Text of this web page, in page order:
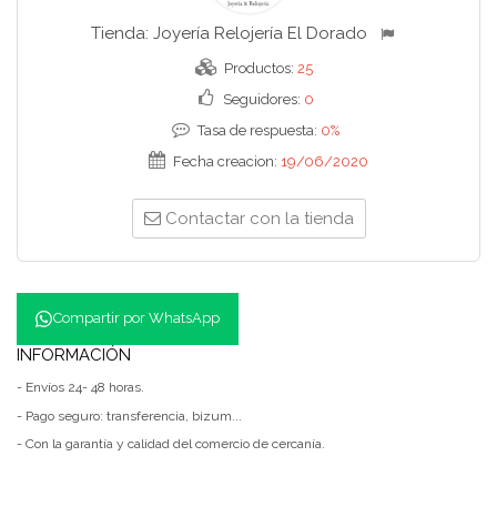
Tienda: Joyería Relojería El Dorado
Productos: 25
Seguidores: 0
Tasa de respuesta: 0%
Fecha creacion: 19/06/2020
Contactar con la tienda
Compartir por WhatsApp
INFORMACIÓN
- Envíos 24- 48 horas.
- Pago seguro: transferencia, bizum...
- Con la garantía y calidad del comercio de cercanía.